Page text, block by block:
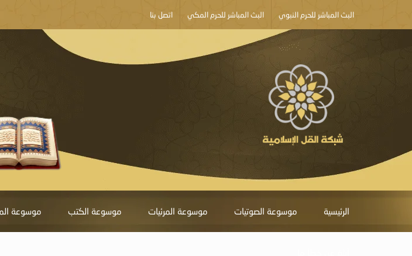
البث المباشر للحرم النبوي البث المباشر للحرم المكي اتصل بنا
المغفرة
الرئيسية موسوعة الصوتيات موسوعة المرئيات موسوعة الكتب موسوعة